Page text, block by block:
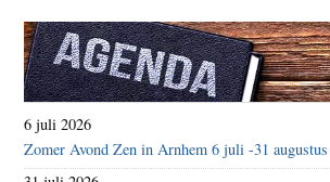
6 juli 2026
Zomer Avond Zen in Arnhem 6 juli -31 augustus